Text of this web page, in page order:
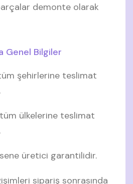
demonte olarak
Genel Bilgiler
şehirlerine teslimat
tüm ülkelerine teslimat
üretici garantilidir.
sipariş sonrasında